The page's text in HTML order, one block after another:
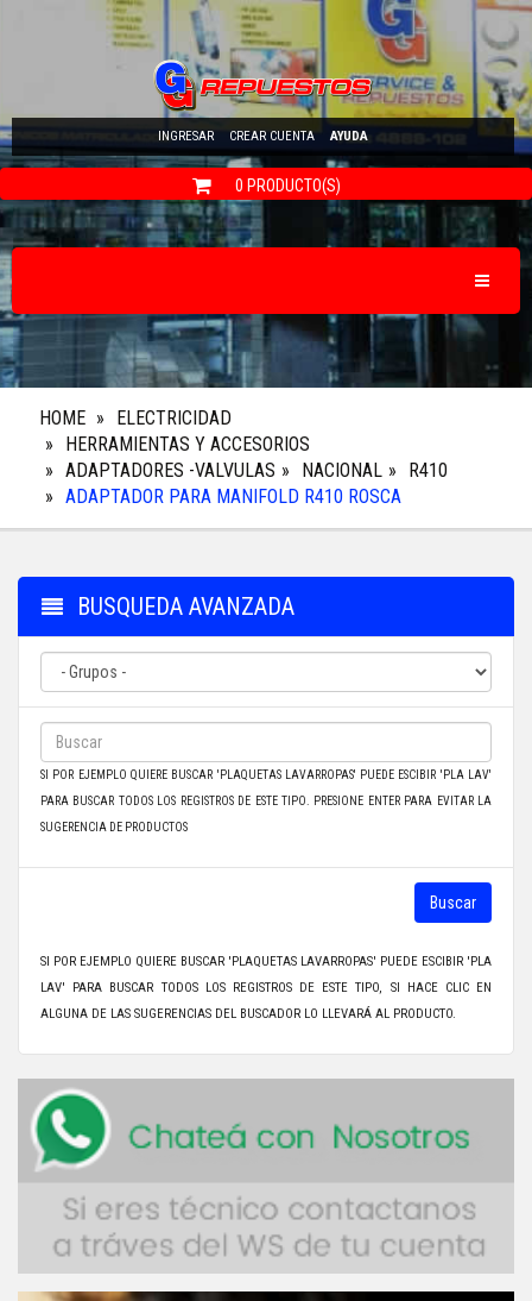
INGRESAR CREAR CUENTA AYUDA
0 PRODUCTO(S)
Toggle
HOME
ELECTRICIDAD
HERRAMIENTAS Y ACCESORIOS
ADAPTADORES -VALVULAS
NACIONAL
R410
ADAPTADOR PARA MANIFOLD R410 ROSCA
BUSQUEDA AVANZADA
SI POR EJEMPLO QUIERE BUSCAR 'PLAQUETAS LAVARROPAS' PUEDE ESCIBIR 'PLA LAV'
PARA BUSCAR TODOS LOS REGISTROS DE ESTE TIPO. PRESIONE ENTER PARA EVITAR LA
SUGERENCIA DE PRODUCTOS
Buscar
SI POR EJEMPLO QUIERE BUSCAR 'PLAQUETAS LAVARROPAS' PUEDE ESCIBIR 'PLA
LAV' PARA BUSCAR TODOS LOS REGISTROS DE ESTE TIPO, SI HACE CLIC EN
ALGUNA DE LAS SUGERENCIAS DEL BUSCADOR LO LLEVARÁ AL PRODUCTO.